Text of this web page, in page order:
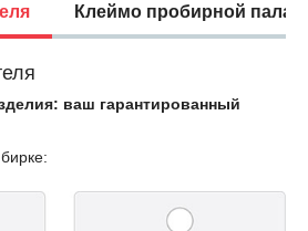
Клеймо пробирной
ваш гарантированный